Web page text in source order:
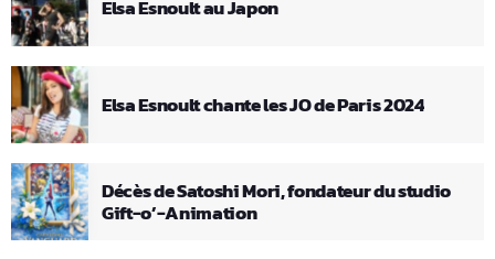
Elsa Esnoult au Japon
Elsa Esnoult chante les JO de Paris 2024
Décès de Satoshi Mori, fondateur du studio
Gift-o’-Animation